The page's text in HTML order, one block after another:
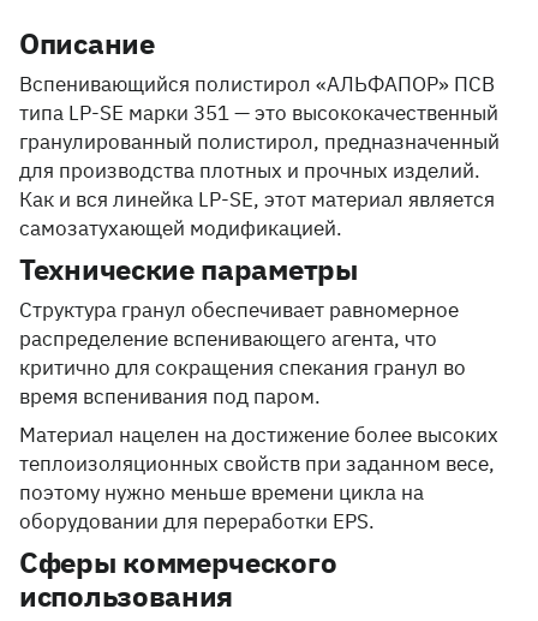
Описание
Вспенивающийся полистирол «АЛЬФАПОР» ПСВ
типа LP-SE марки 351 — это высококачественный
гранулированный полистирол, предназначенный
для производства плотных и прочных изделий.
Как и вся линейка LP-SE, этот материал является
самозатухающей модификацией.
Технические параметры
Структура гранул обеспечивает равномерное
распределение вспенивающего агента, что
критично для сокращения спекания гранул во
время вспенивания под паром.
Материал нацелен на достижение более высоких
теплоизоляционных свойств при заданном весе,
поэтому нужно меньше времени цикла на
оборудовании для переработки EPS.
Сферы коммерческого
использования